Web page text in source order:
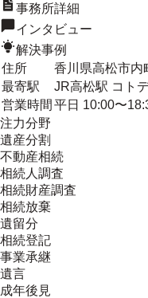
事務所詳細
インタビュー
解決事例
住所
香川県高松市内
最寄駅
JR高松駅 コト
営業時間 平日 10:00〜
注力分野
遺産分割
不動産相続
相続人調査
相続財産調査
相続放棄
遺留分
相続登記
事業承継
遺言
成年後見